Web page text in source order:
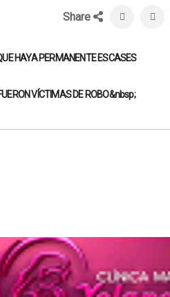
Share
HAYA PERMANENTE ESCASES
VÍCTIMAS DE ROBO&nbsp;